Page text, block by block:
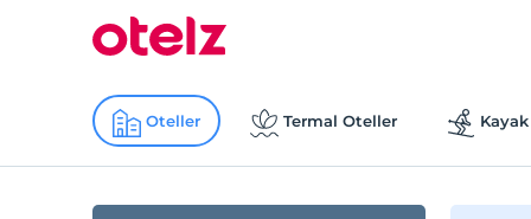
Oteller Termal Oteller